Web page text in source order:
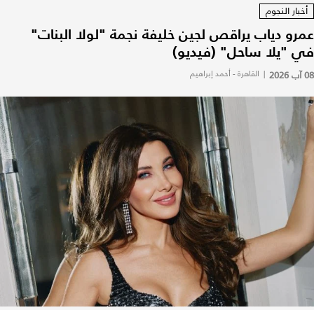
أخبار النجوم
عمرو دياب يراقص لجين خليفة نجمة "لولا البنات"
في "يلا ساحل" (فيديو)
08 آب 2026 | القاهرة - أحمد إبراهيم